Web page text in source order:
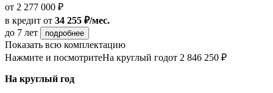
от 2 277 000 ₽
в кредит от 34 255 ₽/мес.
до 7 лет
подробнее
Показать всю комплектацию
Нажмите и посмотритеНа круглый годот 2 846 250 ₽
На круглый год